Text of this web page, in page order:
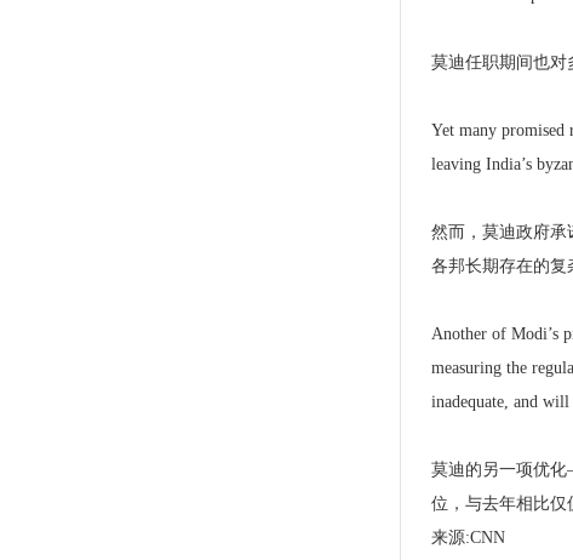
莫迪任职期间也对
Yet many promised
leaving India’s
然而，莫迪政府承
各邦长期存在的复
Another of Modi’s
measuring the
inadequate, and will
莫迪的另一项优
位，与去年相比仅
来源:CNN